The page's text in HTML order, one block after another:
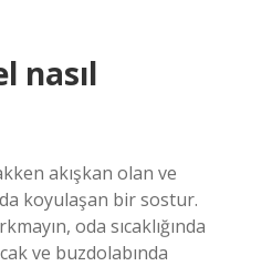
nasıl
akışkan olan ve
koyulaşan bir sostur.
oda sıcaklığında
ve buzdolabında